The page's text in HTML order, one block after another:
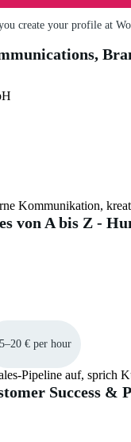
create your profile at
Kommunikation,
von A bis Z -
€ per hour
Pipeline auf, sprich
Success &